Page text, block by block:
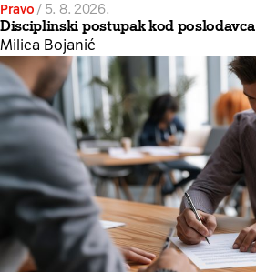
Pravo / 5. 8. 2026.
Disciplinski postupak kod poslodavca
Milica Bojanić